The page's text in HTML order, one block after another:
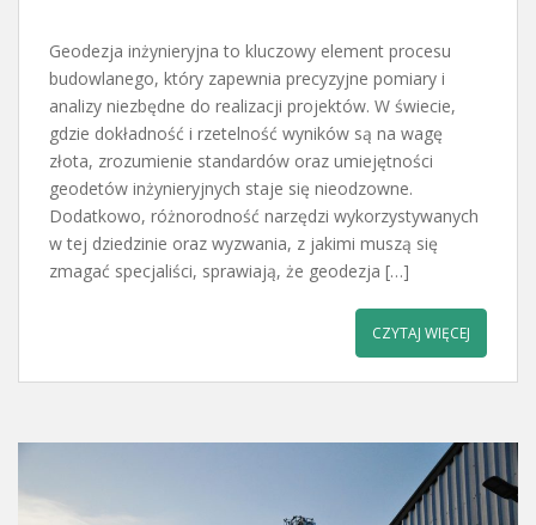
Geodezja inżynieryjna to kluczowy element procesu
budowlanego, który zapewnia precyzyjne pomiary i
analizy niezbędne do realizacji projektów. W świecie,
gdzie dokładność i rzetelność wyników są na wagę
złota, zrozumienie standardów oraz umiejętności
geodetów inżynieryjnych staje się nieodzowne.
Dodatkowo, różnorodność narzędzi wykorzystywanych
w tej dziedzinie oraz wyzwania, z jakimi muszą się
zmagać specjaliści, sprawiają, że geodezja […]
CZYTAJ WIĘCEJ